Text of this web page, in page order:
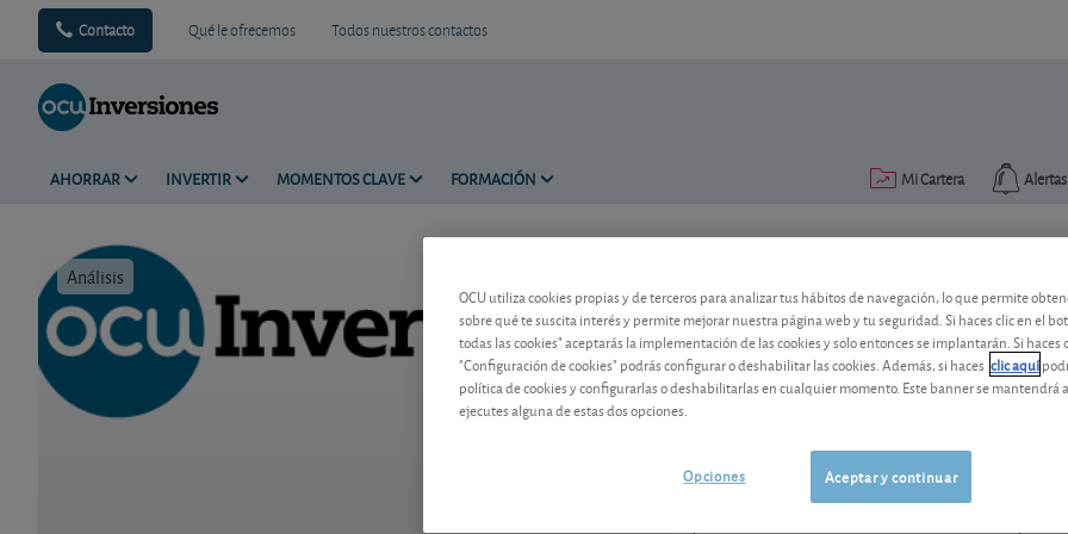
Contacto Qué le ofrecemos Todos nuestros contactos
AHORRAR INVERTIR MOMENTOS CLAVE FORMACIÓN Alertas
Mi Cartera
Análisis
Eli Lilly: un esfuerzo extra
Si quiere alcanzar sus objetivos de
una vuelta de tuerca al control de
07/08/2026 Nueva York
OCU utiliza cookies propias y de terceros para analizar tus hábitos de navegación, lo que permite
sobre qué te suscita interés y permite mejorar nuestra página web y tu seguridad. Si haces clic en el
todas las cookies" aceptarás la implementación de las cookies y solo entonces se implantarán. Si haces
"Configuración de cookies" podrás configurar o deshabilitar las cookies. Además, si haces clic aquí
política de cookies y configurarlas o deshabilitarlas en cualquier momento. Este banner se mantendrá
ejecutes alguna de estas dos opciones.
Aceptar y continuar
Opciones